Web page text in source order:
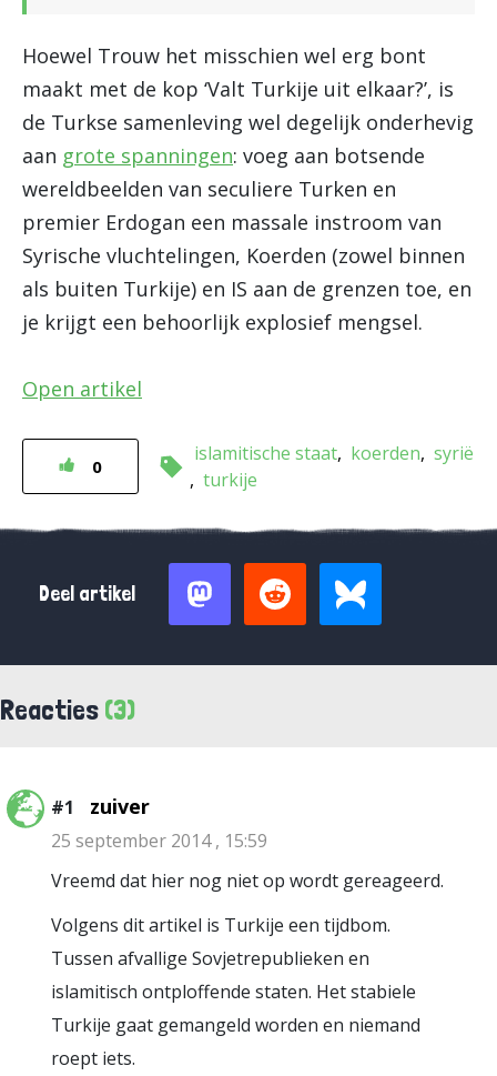
Hoewel Trouw het misschien wel erg bont
maakt met de kop ‘Valt Turkije uit elkaar?’, is
de Turkse samenleving wel degelijk onderhevig
aan grote spanningen: voeg aan botsende
wereldbeelden van seculiere Turken en
premier Erdogan een massale instroom van
Syrische vluchtelingen, Koerden (zowel binnen
als buiten Turkije) en IS aan de grenzen toe, en
je krijgt een behoorlijk explosief mengsel.
Open artikel
0
islamitische staat koerden syrië
turkije
Deel artikel
Reacties (3)
#1 zuiver
25 september 2014 , 15:59
Vreemd dat hier nog niet op wordt gereageerd.
Volgens dit artikel is Turkije een tijdbom.
Tussen afvallige Sovjetrepublieken en
islamitisch ontploffende staten. Het stabiele
Turkije gaat gemangeld worden en niemand
roept iets.